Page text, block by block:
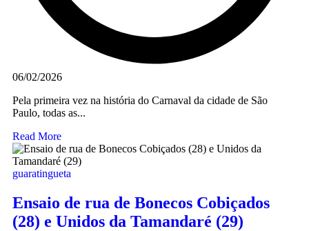
06/02/2026
Pela primeira vez na história do Carnaval da cidade de São
Paulo, todas as...
Read More
guaratingueta
Ensaio de rua de Bonecos Cobiçados
(28) e Unidos da Tamandaré (29)